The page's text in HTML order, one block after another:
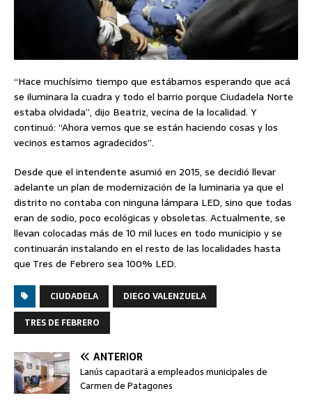
“Hace muchísimo tiempo que estábamos esperando que acá
se iluminara la cuadra y todo el barrio porque Ciudadela Norte
estaba olvidada”, dijo Beatriz, vecina de la localidad. Y
continuó: “Ahora vemos que se están haciendo cosas y los
vecinos estamos agradecidos”.
Desde que el intendente asumió en 2015, se decidió llevar
adelante un plan de modernización de la luminaria ya que el
distrito no contaba con ninguna lámpara LED, sino que todas
eran de sodio, poco ecológicas y obsoletas. Actualmente, se
llevan colocadas más de 10 mil luces en todo municipio y se
continuarán instalando en el resto de las localidades hasta
que Tres de Febrero sea 100% LED.
CIUDADELA
DIEGO VALENZUELA
TRES DE FEBRERO
ANTERIOR
Lanús capacitará a empleados municipales de
Carmen de Patagones